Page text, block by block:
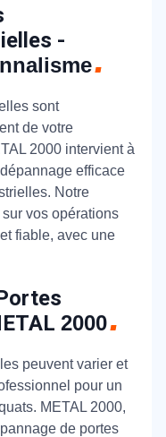
-
sont
de votre
2000 intervient à
efficace
Notre
vos opérations
fiable, avec une
2000
peuvent varier et
pour un
METAL 2000,
de portes